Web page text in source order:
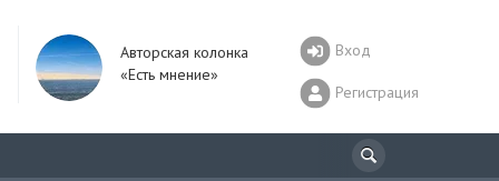
Авторская колонка
«Есть мнение»
Вход
Регистрация